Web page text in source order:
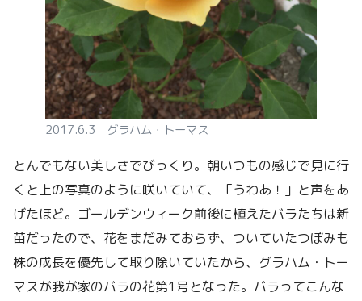
2017.6.3 グラハム・トーマス
とんでもない美しさでびっくり。朝いつもの感じで見に行
くと上の写真のように咲いていて、「うわあ！」と声をあ
げたほど。ゴールデンウィーク前後に植えたバラたちは新
苗だったので、花をまだみておらず、ついていたつぼみも
株の成長を優先して取り除いていたから、グラハム・トー
マスが我が家のバラの花第1号となった。バラってこんな